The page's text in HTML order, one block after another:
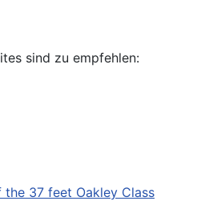
sind zu empfehlen:
37 feet Oakley Class